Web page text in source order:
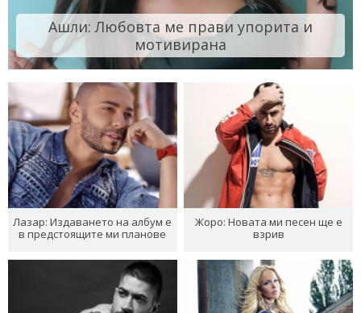
Ашли: Любовта ме прави упорита и
мотивирана
Лазар: Издаването на албум е
в предстоящите ми планове
Жоро: Новата ми песен ще е
взрив